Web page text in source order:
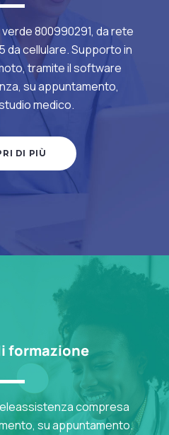
800990291, da rete
da cellulare. Supporto in
tramite il software
su appuntamento,
medico.
DI PIÙ
formazione
compresa
su appuntamento.